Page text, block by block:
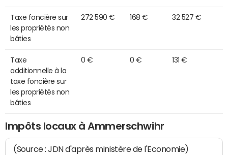
Taxe foncière sur
les propriétés non
bâties
272 590 € 168 € 32 527 €
Taxe
additionnelle à la
taxe foncière sur
les propriétés non
bâties
0 € 0 € 131 €
Impôts locaux à Ammerschwihr
(Source : JDN d'après ministère de l'Economie)